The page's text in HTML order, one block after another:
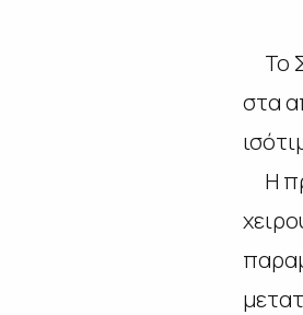
Το
στα
Η